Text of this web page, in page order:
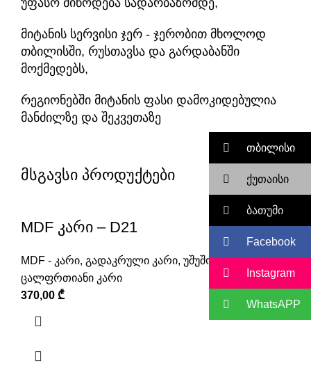
მიტანის სერვისი ჯერ - ჯერობით მხოლოდ
თბილისში, რუსთავსა და გარდაბანში
მოქმედებს,
რეგიონებში მიტანის ფასი დამოკიდებულია
მანძილზე და შეკვეთაზე
მსგავსი პროდუქტები
MDF კარი – D21
MDF - კარი, გადაკრული კარი, უშუშო კარი,
ცალფრთიანი კარი
370,00 ₾
თბილისი
ქუთაისი
ბათუმი
Facebook
Instagram
WhatsAPP